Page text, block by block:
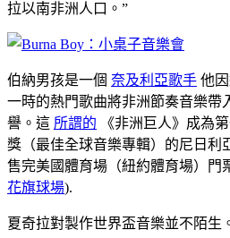
拉以南非洲人口。”
伯納男孩是一個 奈及利亞歌手 他
一時的熱門歌曲將非洲節奏音樂帶
譽。這 所謂的 《非洲巨人》成為
獎（最佳全球音樂專輯）的尼日利
售完美國體育場（紐約體育場）門
花旗球場).
夏奇拉對製作世界盃音樂並不陌生